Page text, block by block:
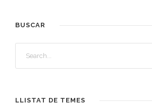
BUSCAR
LLISTAT DE TEMES